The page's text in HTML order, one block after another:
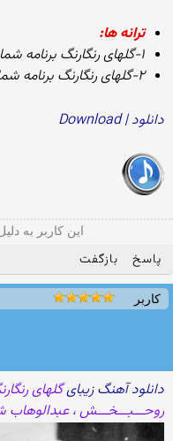
ترانه ها:
۱-گلهای رنگارنگ برنامه شماره ۲۷۶
۲-گلهای رنگارنگ برنامه شماره ۲۹۰
دانلود | Download
این کاربر به
پاسخ بازگفت
کاربر
دانلود آهنگ زیبایگلهای
روحـــبـــخـــش ،